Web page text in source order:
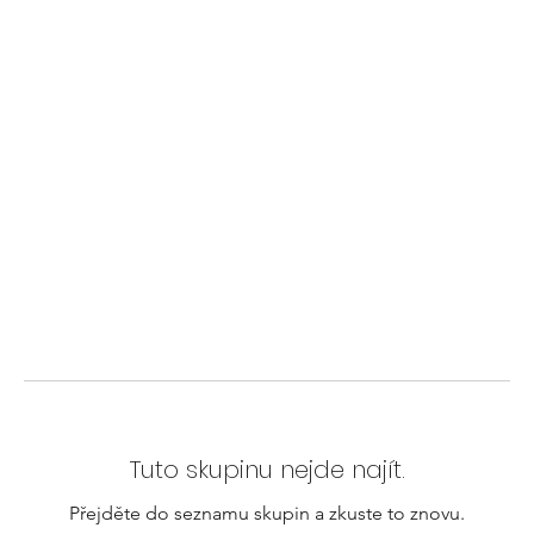
Tuto skupinu nejde najít.
Přejděte do seznamu skupin a zkuste to znovu.